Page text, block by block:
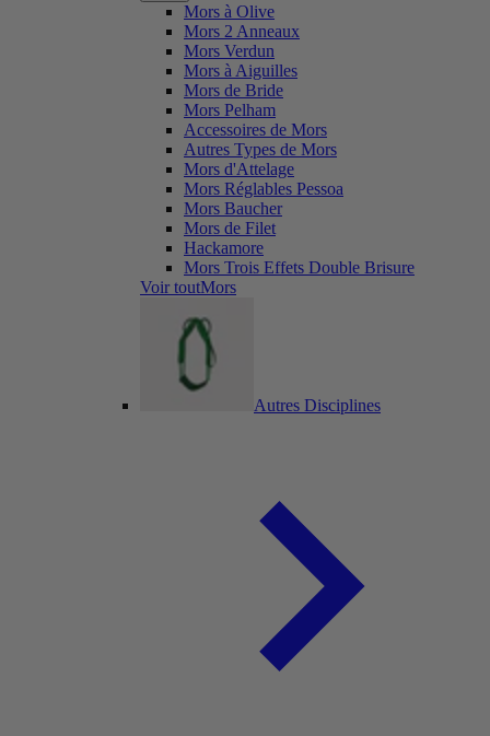
Mors à Olive
Mors 2 Anneaux
Mors Verdun
Mors à Aiguilles
Mors de Bride
Mors Pelham
Accessoires de Mors
Autres Types de Mors
Mors d'Attelage
Mors Réglables Pessoa
Mors Baucher
Mors de Filet
Hackamore
Mors Trois Effets Double Brisure
Voir toutMors
Autres Disciplines